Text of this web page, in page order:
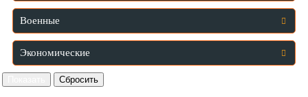
Военные
Экономические